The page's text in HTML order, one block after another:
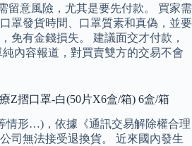
留意風險，尤其是要先付款。 買家需
罩發貨時間、口罩質素和真偽，並要
免有金錢損失。 建議面交才付款，
內容報道，對買賣雙方的交易不會
Z摺口罩-白(50片X6盒/箱) 6盒/箱
情形…)，依據《通訊交易解除權合理
司無法接受退換貨。 近來國內發生